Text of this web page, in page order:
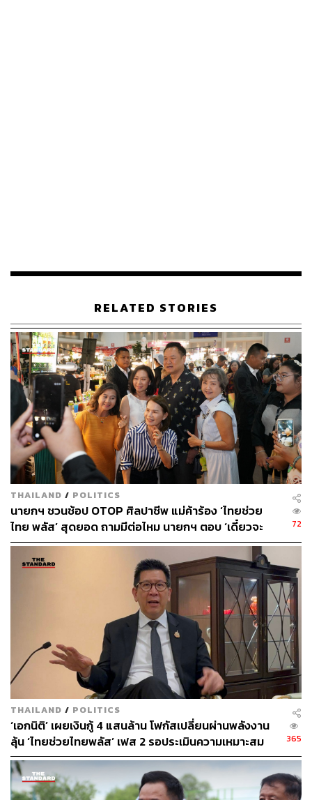
การรักษาระบบเศรษฐกิจและการจ้างงานในวงกว้าง
สมาคมภัตตาคารไทยจึงขอให้นายกรัฐมนตรีพิจารณาขยาย
สิทธิ หรือกำหนดมาตรการเพิ่มเติมสำหรับผู้ประกอบการร้าน
อาหารที่มีรายได้ 2-5 ล้านบาทต่อปี ซึ่งปัจจุบันไม่สามารถเข้า
ร่วมโครงการได้ เนื่องจากเกณฑ์กำหนดให้ผู้มีสิทธิต้องมีราย
ได้ไม่เกิน 1.8 ล้านบาทต่อปี
ข้อเสนอดังกล่าวมีเป้าหมายเพื่อให้ความช่วยเหลือจากภาค
รัฐครอบคลุมผู้ประกอบการที่ได้รับผลกระทบอย่างแท้จริง
และสร้างความเป็นธรรมแก่ผู้ประกอบการที่อยู่ในระบบภาษี
รวมถึงมีบทบาทสำคัญในการสร้างการจ้างงานให้กับประเทศ
ทั้งนี้ สมาคมภัตตาคารไทยเชื่อว่าการสนับสนุนผู้ประกอบการ
ร้านอาหารขนาดเล็กจะช่วยรักษาการจ้างงาน กระตุ้นการใช้
จ่ายภายในประเทศ และเป็นอีกแรงสำคัญในการขับเคลื่อน
การฟื้นตัวของเศรษฐกิจไทยอย่างเป็นรูปธรรม
RELATED STORIES
THAILAND / POLITICS
นายกฯ ชวนช้อป OTOP ศิลปาชีพ แม่ค้าร้อง ‘ไทยช่วย
ไทย พลัส’ สุดยอด ถามมีต่อไหม นายกฯ ตอบ ‘เดี๋ยวจะ
พยายาม’
72
THAILAND / POLITICS
‘เอกนิติ’ เผยเงินกู้ 4 แสนล้าน โฟกัสเปลี่ยนผ่านพลังงาน
ลุ้น ‘ไทยช่วยไทยพลัส’ เฟส 2 รอประเมินความเหมาะสม
365